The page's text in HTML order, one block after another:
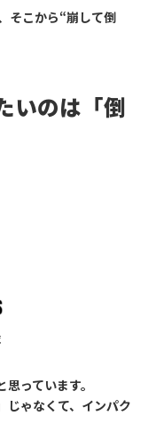
そこから“崩して倒
いのは「倒
っています。
ゃなくて、 インパク